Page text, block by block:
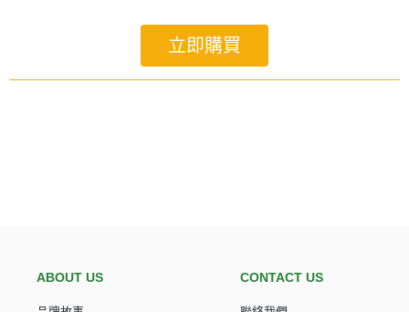
立即購買
ABOUT US CONTACT US